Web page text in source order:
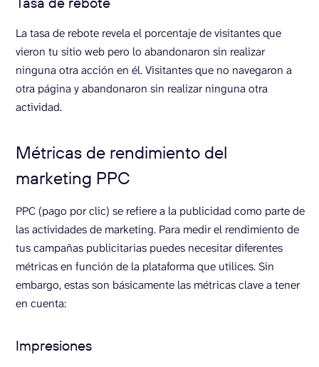
La tasa de rebote revela el porcentaje de visitantes que
vieron tu sitio web pero lo abandonaron sin realizar
ninguna otra acción en él. Visitantes que no navegaron a
otra página y abandonaron sin realizar ninguna otra
actividad.
Métricas de rendimiento del
marketing PPC
PPC (pago por clic) se refiere a la publicidad como parte de
las actividades de marketing. Para medir el rendimiento de
tus campañas publicitarias puedes necesitar diferentes
métricas en función de la plataforma que utilices. Sin
embargo, estas son básicamente las métricas clave a tener
en cuenta:
Impresiones